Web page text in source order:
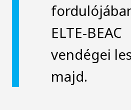
ELTE-BEAC
vendégei
majd.